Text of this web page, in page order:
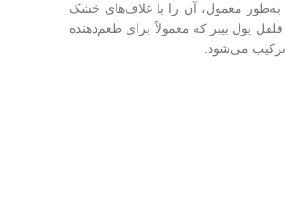
به‌طور معمول، آن را با غلاف‌های خشک
پول بیبر که معمولاً برای طعم‌دهنده
ترکیب می‌شود.